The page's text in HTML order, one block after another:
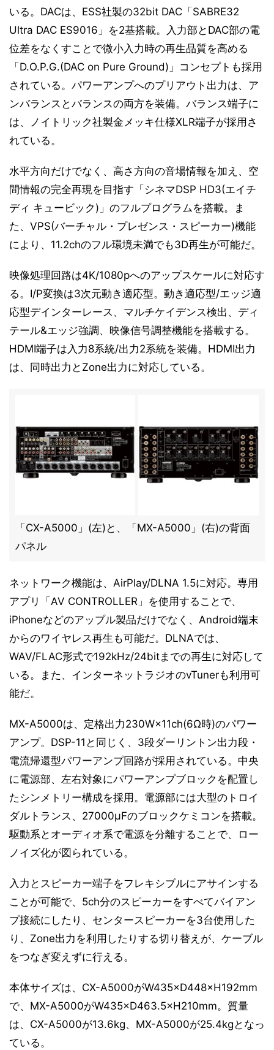
いる。DACは、ESS社製の32bit DAC「SABRE32
Ultra DAC ES9016」を2基搭載。入力部とDAC部の電
位差をなくすことで微小入力時の再生品質を高める
「D.O.P.G.(DAC on Pure Ground)」コンセプトも採用
されている。パワーアンプへのプリアウト出力は、ア
ンバランスとバランスの両方を装備。バランス端子に
は、ノイトリック社製金メッキ仕様XLR端子が採用さ
れている。
水平方向だけでなく、高さ方向の音場情報を加え、空
間情報の完全再現を目指す「シネマDSP HD3(エイチ
ディ キュービック)」のフルプログラムを搭載。ま
た、VPS(バーチャル・プレゼンス・スピーカー)機能
により、11.2chのフル環境未満でも3D再生が可能だ。
映像処理回路は4K/1080pへのアップスケールに対応す
る。I/P変換は3次元動き適応型。動き適応型/エッジ適
応型デインターレース、マルチケイデンス検出、ディ
テール&エッジ強調、映像信号調整機能を搭載する。
HDMI端子は入力8系統/出力2系統を装備。HDMI出力
は、同時出力とZone出力に対応している。
「CX-A5000」(左)と、「MX-A5000」(右)の背面
パネル
ネットワーク機能は、AirPlay/DLNA 1.5に対応。専用
アプリ「AV CONTROLLER」を使用することで、
iPhoneなどのアップル製品だけでなく、Android端末
からのワイヤレス再生も可能だ。DLNAでは、
WAV/FLAC形式で192kHz/24bitまでの再生に対応して
いる。また、インターネットラジオのvTunerも利用可
能だ。
MX-A5000は、定格出力230W×11ch(6Ω時)のパワー
アンプ。DSP-11と同じく、3段ダーリントン出力段・
電流帰還型パワーアンプ回路が採用されている。中央
に電源部、左右対象にパワーアンプブロックを配置し
たシンメトリー構成を採用。電源部には大型のトロイ
ダルトランス、27000μFのブロックケミコンを搭載。
駆動系とオーディオ系で電源を分離することで、ロー
ノイズ化が図られている。
入力とスピーカー端子をフレキシブルにアサインする
ことが可能で、5ch分のスピーカーをすべてバイアン
プ接続にしたり、センタースピーカーを3台使用した
り、Zone出力を利用したりする切り替えが、ケーブル
をつなぎ変えずに行える。
本体サイズは、CX-A5000がW435×D448×H192mm
で、MX-A5000がW435×D463.5×H210mm。質量
は、CX-A5000が13.6kg、MX-A5000が25.4kgとなっ
ている。